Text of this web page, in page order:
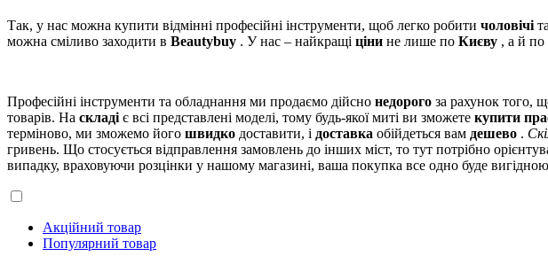
Так, у нас можна купити відмінні професійні інструменти, щоб легко робити чоловічі та
можна сміливо заходити в Beautybuy . У нас – найкращі ціни не лише по Києву , а й по
Професійні інструменти та обладнання ми продаємо дійсно недорого за рахунок того,
товарів. На складі є всі представлені моделі, тому будь-якої миті ви зможете купити
терміново, ми зможемо його швидко доставити, і доставка обійдеться вам дешево .
гривень. Що стосується відправлення замовлень до інших міст, то тут потрібно
випадку, враховуючи розцінки у нашому магазині, ваша покупка все одно буде
Акційний товар
Популярний товар